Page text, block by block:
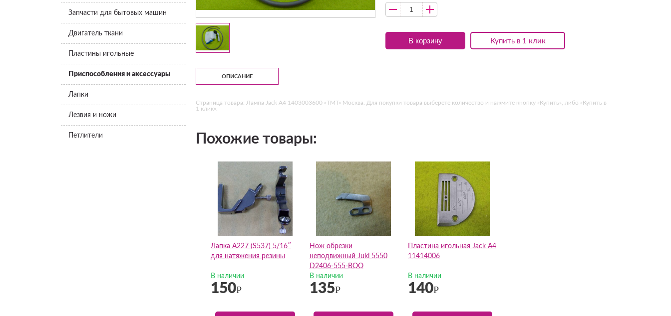
Запчасти для бытовых машин
Двигатель ткани
Пластины игольные
Приспособления и аксессуары
Лапки
Лезвия и ножи
Петлители
Купить в 1 клик
В корзину
ОПИСАНИЕ
Страница товара: Лампа Jack A4 1403003600 «ТМТ» Москва. Для покупки товара выберете количество и нажмите кнопку «Купить», либо «Купить в
1 клик».
Похожие товары:
Лапка A227 (S537) 5/16″
для натяжения резины
В наличии
150Р
Нож обрезки
неподвижный Juki 5550
D2406-555-BOO
В наличии
135Р
Пластина игольная Jack A4
11414006
В наличии
140Р